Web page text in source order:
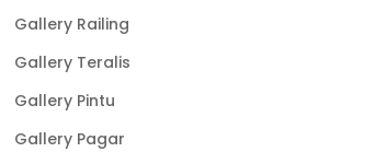
Gallery Railing
Gallery Teralis
Gallery Pintu
Gallery Pagar